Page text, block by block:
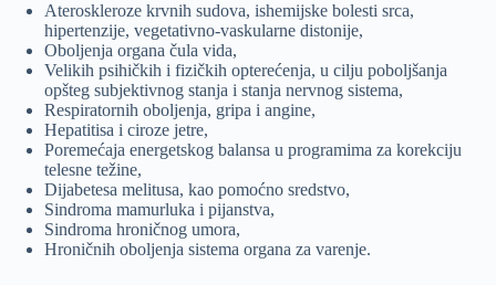
Ateroskleroze krvnih sudova, ishemijske bolesti srca,
hipertenzije, vegetativno-vaskularne distonije,
Oboljenja organa čula vida,
Velikih psihičkih i fizičkih opterećenja, u cilju poboljšanja
opšteg subjektivnog stanja i stanja nervnog sistema,
Respiratornih oboljenja, gripa i angine,
Hepatitisa i ciroze jetre,
Poremećaja energetskog balansa u programima za korekciju
telesne težine,
Dijabetesa melitusa, kao pomoćno sredstvo,
Sindroma mamurluka i pijanstva,
Sindroma hroničnog umora,
Hroničnih oboljenja sistema organa za varenje.